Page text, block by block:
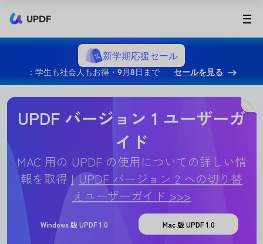
UPDF
新学期応援セール
：学生も社会人もお得・9月8日まで セールを見る
UPDF バージョン 1 ユーザーガ
イド
MAC 用の UPDF の使用についての詳しい情
報を取得
UPDF バージョン 2 への切り替
えユーザーガイド >>>
Windows 版 UPDF 1.0 Mac 版 UPDF 1.0